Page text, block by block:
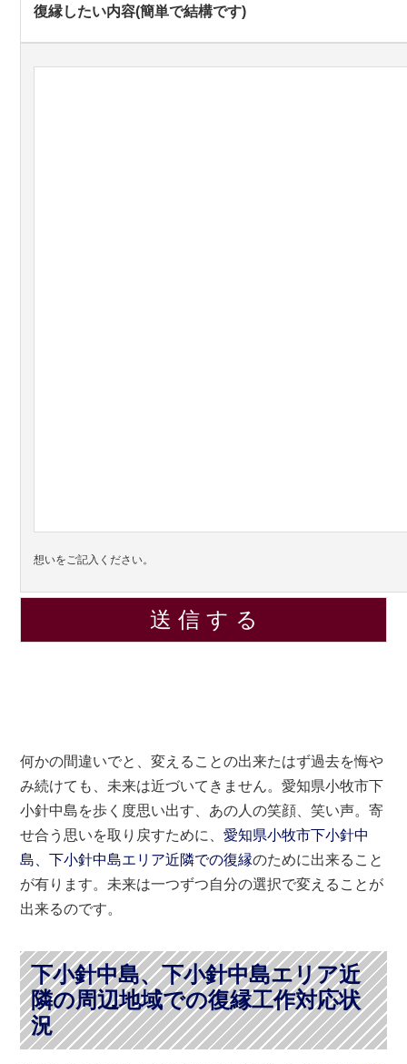
復縁したい内容(簡単で結構です)
想いをご記入ください。
何かの間違いでと、変えることの出来たはず過去を悔や
み続けても、未来は近づいてきません。愛知県小牧市下
小針中島を歩く度思い出す、あの人の笑顔、笑い声。寄
せ合う思いを取り戻すために、愛知県小牧市下小針中
島、下小針中島エリア近隣での復縁のために出来ること
が有ります。未来は一つずつ自分の選択で変えることが
出来るのです。
下小針中島、下小針中島エリア近
隣の周辺地域での復縁工作対応状
況